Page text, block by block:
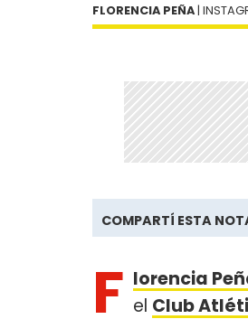
FLORENCIA PEÑA |
COMPARTÍ ESTA
F lorencia
el Club